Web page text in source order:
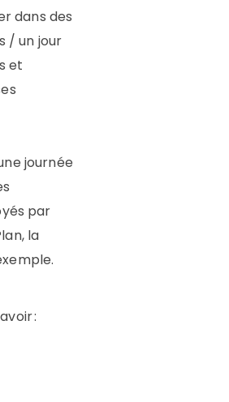
dans des
/ un jour
et
journée
par
la
: